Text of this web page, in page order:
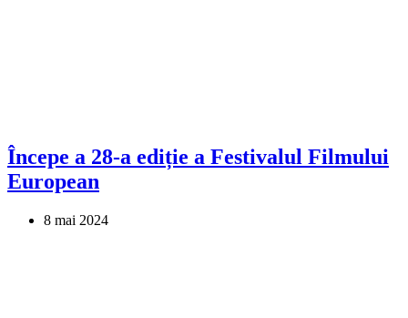
Începe a 28-a ediție a Festivalul Filmului
European
8 mai 2024